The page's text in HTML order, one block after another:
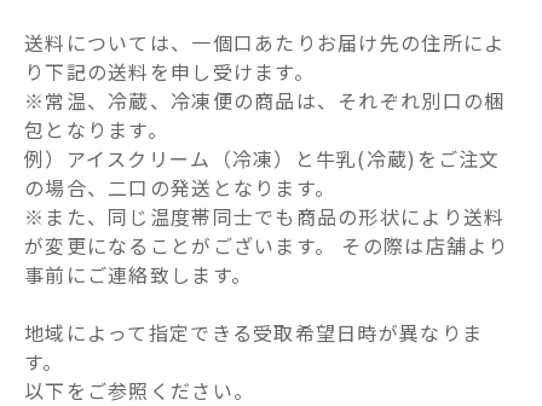
送料については、一個口あたりお届け先の住所によ
り下記の送料を申し受けます。
※常温、冷蔵、冷凍便の商品は、それぞれ別口の梱
包となります。
例）アイスクリーム（冷凍）と牛乳(冷蔵)をご注文
の場合、二口の発送となります。
※また、同じ温度帯同士でも商品の形状により送料
が変更になることがございます。 その際は店舗より
事前にご連絡致します。
地域によって指定できる受取希望日時が異なりま
す。
以下をご参照ください。